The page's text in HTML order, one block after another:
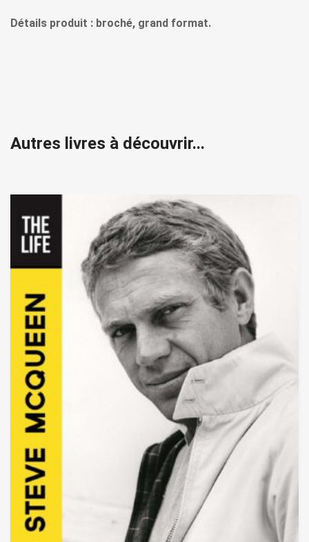
Détails produit : broché, grand format.
Autres livres à découvrir...